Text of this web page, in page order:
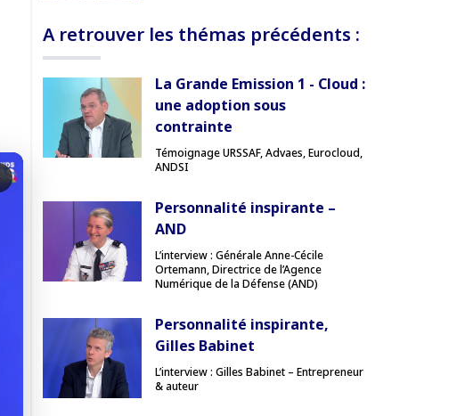
A retrouver les thémas précédents :
La Grande Emission 1 - Cloud :
une adoption sous
contrainte
Témoignage URSSAF, Advaes, Eurocloud,
ANDSI
Personnalité inspirante –
AND
L’interview : Générale Anne-Cécile
Ortemann, Directrice de l’Agence
Numérique de la Défense (AND)
Personnalité inspirante,
Gilles Babinet
L’interview : Gilles Babinet – Entrepreneur
& auteur